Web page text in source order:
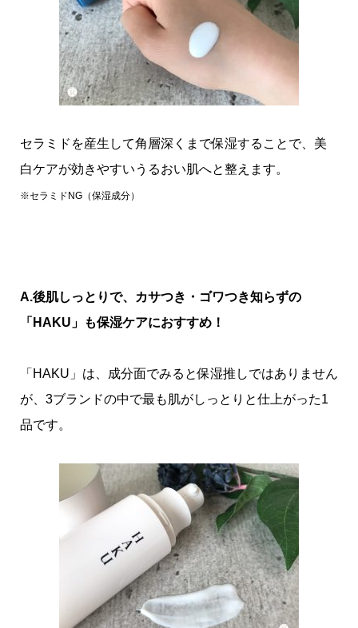
セラミドを産生して角層深くまで保湿することで、美
白ケアが効きやすいうるおい肌へと整えます。
※セラミドNG （保湿成分）
A.後肌しっとりで、カサつき・ゴワつき知らずの
「HAKU」も保湿ケアにおすすめ！
「HAKU」は、成分面でみると保湿推しではありません
が、3ブランドの中で最も肌がしっとりと仕上がった1
品です。